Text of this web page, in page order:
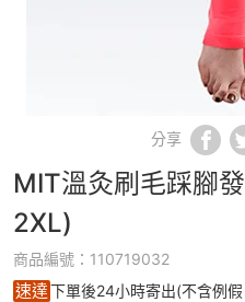
分享
MIT溫灸刷毛踩腳
2XL)
商品編號：110719032
速達下單後24小時寄出(不含例